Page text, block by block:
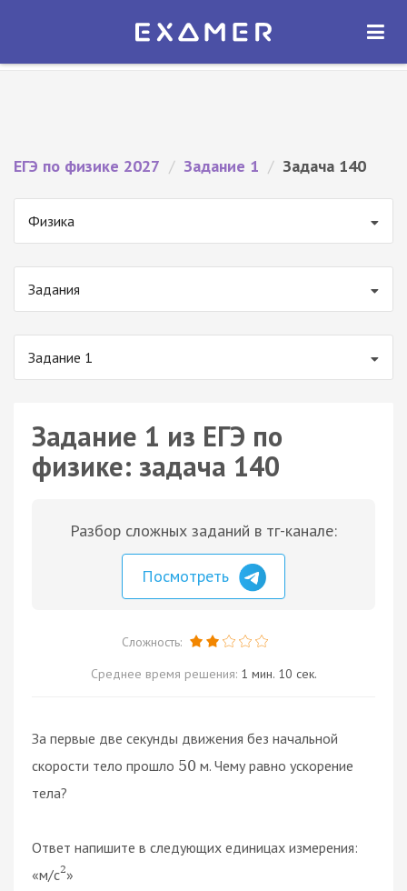
Экзамер — ЕГЭ 2027
ОТКРЫТЬ
ЕГЭ по физике 2027 / Задание 1 / Задача 140
Физика
Задания
Задание 1
Задание 1 из ЕГЭ по
физике: задача 140
Разбор сложных заданий в тг-канале:
Посмотреть
Сложность:
Среднее время решения: 1 мин. 10 сек.
За первые две секунды движения без начальной
скорости тело прошло 50 м. Чему равно ускорение
тела?
Ответ напишите в следующих единицах измерения:
«м/с2»